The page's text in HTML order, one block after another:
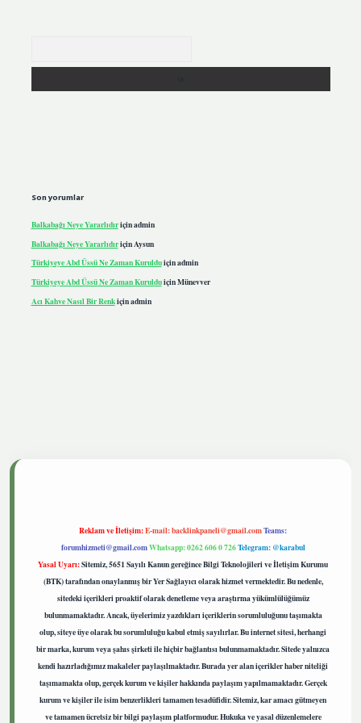
Son yorumlar
Balkabağı Neye Yararlıdıriçinadmin
Balkabağı Neye Yararlıdıriçin Aysun
Türkiyeye Abd Üssü Ne Zaman Kurulduiçinadmin
Türkiyeye Abd Üssü Ne Zaman KurulduiçinMünevver
Acı Kahve Nasıl Bir Renkiçinadmin
Reklam ve İletişim:E-mail:backlinkpaneli@gmail.comTeams:
forumhizmeti@gmail.comWhatsapp: 0262 606 0 726Telegram: @karabul
Yasal Uyarı:Sitemiz, 5651 Sayılı Kanun gereğince Bilgi Teknolojileri ve İletişim Kurumu
(BTK) tarafından onaylanmış bir Yer Sağlayıcı olarak hizmet vermektedir. Bu nedenle,
sitedeki içerikleri proaktif olarak denetleme veya araştırma yükümlülüğümüz
bulunmamaktadır. Ancak, üyelerimiz yazdıkları içeriklerin sorumluluğunu taşımakta
olup, siteye üye olarak bu sorumluluğu kabul etmiş sayılırlar. Bu internet sitesi, herhangi
bir marka, kurum veya şahıs şirketi ile hiçbir bağlantısı bulunmamaktadır. Sitede yalnızca
kendi hazırladığımız makaleler paylaşılmaktadır. Burada yer alan içerikler haber niteliği
taşımamakta olup, gerçek kurum ve kişiler hakkında paylaşım yapılmamaktadır. Gerçek
kurum ve kişiler ile isim benzerlikleri tamamen tesadüfidir. Sitemiz, kar amacı gütmeyen
ve tamamen ücretsiz bir bilgi paylaşım platformudur. Hukuka ve yasal düzenlemelere